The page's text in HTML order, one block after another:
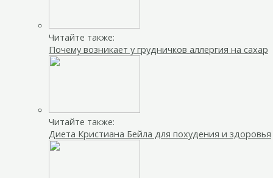
Читайте также:
Почему возникает у грудничков аллергия на сахар
Читайте также:
Диета Кристиана Бейла для похудения и здоровья